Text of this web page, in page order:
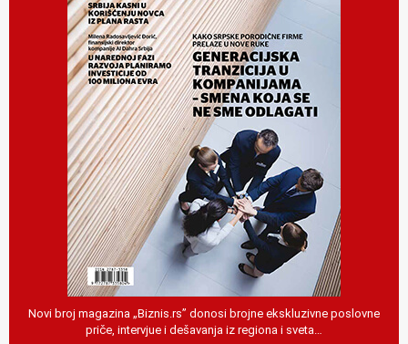
Novi broj magazina „Biznis.rs” donosi brojne ekskluzivne poslovne
priče, intervjue i dešavanja iz regiona i sveta…